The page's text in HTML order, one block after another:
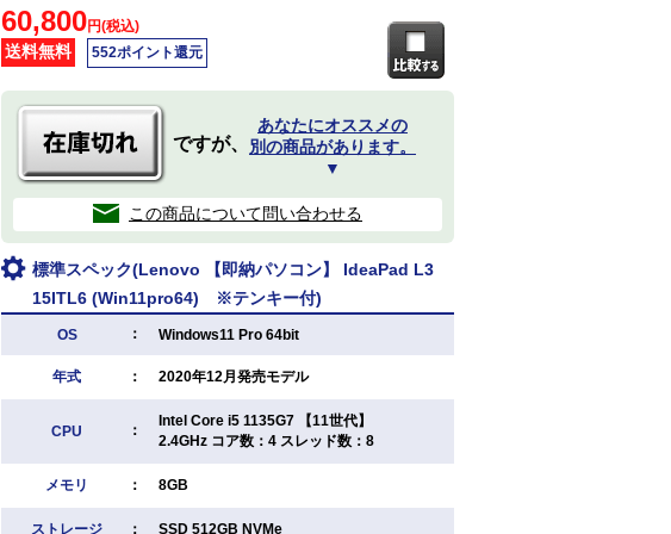
60,800円(税込)
送料無料 552ポイント還元
ですが、
あなたにオススメの
別の商品があります。
▼
この商品について問い合わせる
標準スペック(Lenovo 【即納パソコン】 IdeaPad L3
15ITL6 (Win11pro64) ※テンキー付)
OS ： Windows11 Pro 64bit
年式 ： 2020年12月発売モデル
CPU ：
Intel Core i5 1135G7 【11世代】
2.4GHz コア数：4 スレッド数：8
メモリ ： 8GB
ストレージ ： SSD 512GB NVMe